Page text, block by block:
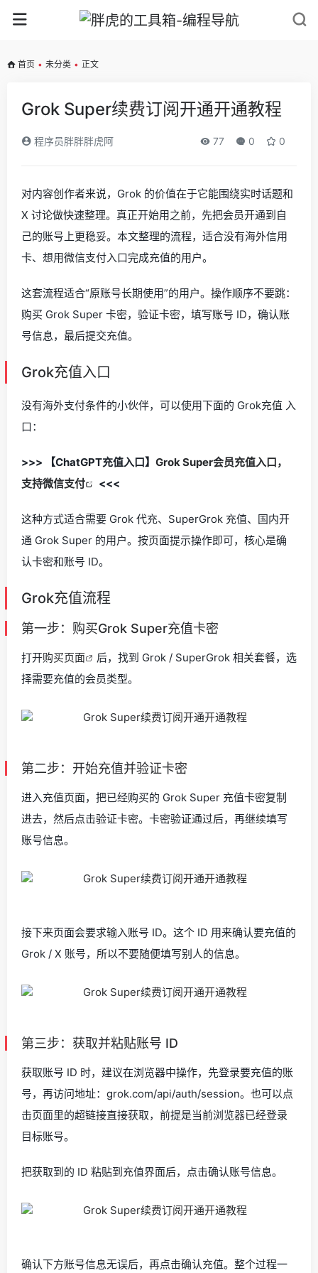
首页 • 未分类 • 正文
Grok Super续费订阅开通开通教程
程序员胖胖胖虎阿 77 0 0
对内容创作者来说，Grok 的价值在于它能围绕实时话题和
X 讨论做快速整理。真正开始用之前，先把会员开通到自
己的账号上更稳妥。本文整理的流程，适合没有海外信用
卡、想用微信支付入口完成充值的用户。
这套流程适合“原账号长期使用”的用户。操作顺序不要跳：
购买 Grok Super 卡密，验证卡密，填写账号 ID，确认账
号信息，最后提交充值。
Grok充值入口
没有海外支付条件的小伙伴，可以使用下面的 Grok充值 入
口：
>>> 【ChatGPT充值入口】 Grok Super会员充值入口，
支持微信支付
<<<
这种方式适合需要 Grok 代充、SuperGrok 充值、国内开
通 Grok Super 的用户。按页面提示操作即可，核心是确
认卡密和账号 ID。
Grok充值流程
第一步：购买Grok Super充值卡密
打开购买页面
后，找到 Grok / SuperGrok 相关套餐，选
择需要充值的会员类型。
第二步：开始充值并验证卡密
进入充值页面，把已经购买的 Grok Super 充值卡密复制
进去，然后点击验证卡密。卡密验证通过后，再继续填写
账号信息。
接下来页面会要求输入账号 ID。这个 ID 用来确认要充值的
Grok / X 账号，所以不要随便填写别人的信息。
第三步：获取并粘贴账号 ID
获取账号 ID 时，建议在浏览器中操作，先登录要充值的账
号，再访问地址：grok.com/api/auth/session。也可以点
击页面里的超链接直接获取，前提是当前浏览器已经登录
目标账号。
把获取到的 ID 粘贴到充值界面后，点击确认账号信息。
确认下方账号信息无误后，再点击确认充值。整个过程一